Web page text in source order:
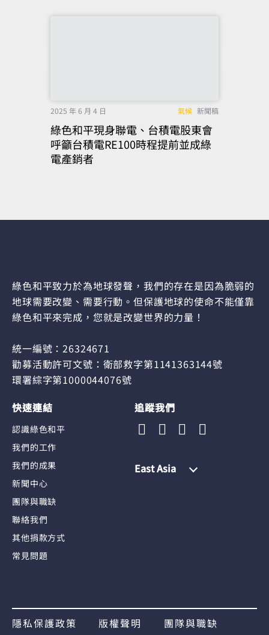
2025 年 6 月 4 日 氣候 新聞稿
綠色和平現身聯電、台積電股東會
呼籲台積電RE100時程提前並成綠
電產銷者
綠色和平致力於為地球發聲，我們的存在是因為脆弱的
地球需要改變、需要行動。但保護地球的使命不能僅靠
綠色和平來完成，您就是改變世界的力量！
統一編號：26324671
勸募活動許可文號：衛部救字第1141363144號
環署綜字第1000044076號
快速連結
認識綠色和平
我們的工作
我們的成果
新聞中心
團隊與職缺
聯絡我們
其他捐款方式
常見問題
追蹤我們
East Asia
隱私保護政策 版權聲明
團隊與職缺